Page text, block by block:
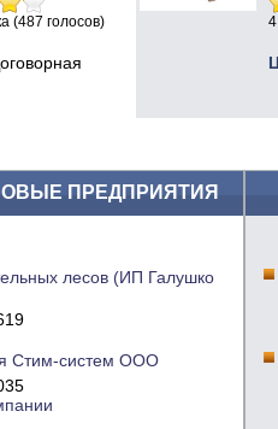
(487 голосов)
ПРЕДПРИЯТИЯ
лесов (ИП Галушко
Стим-систем ООО